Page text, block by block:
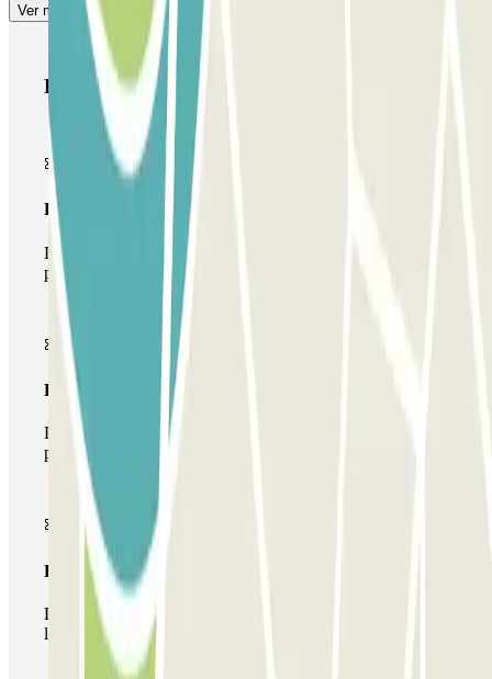
Ver más
Productos de Parclick
Pase básico
Durante tu estancia podrás entrar y salir una única vez al
parking
Pase multiparking
Durante tu estancia podrás hacer uso de toda la red de
parkings de este operador disponibles en Parclick.
Pase ilimitado
Durante tu estancia podrás entrar y salir del parking todas
las veces que quieras.